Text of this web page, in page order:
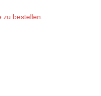
bestellen.